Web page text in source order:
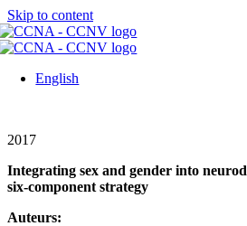
Skip to content
English
2017
Integrating sex and gender into
six-component strategy
Auteurs: